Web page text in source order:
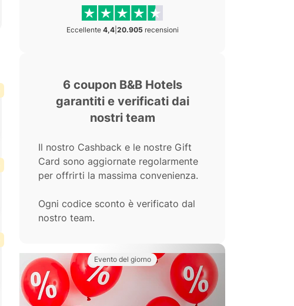
Eccellente 4,4| 20.905 recensioni
6 coupon B&B Hotels
garantiti e verificati dai
nostri team
Il nostro Cashback e le nostre Gift
Card sono aggiornate regolarmente
per offrirti la massima convenienza.
Ogni codice sconto è verificato dal
nostro team.
Evento del giorno